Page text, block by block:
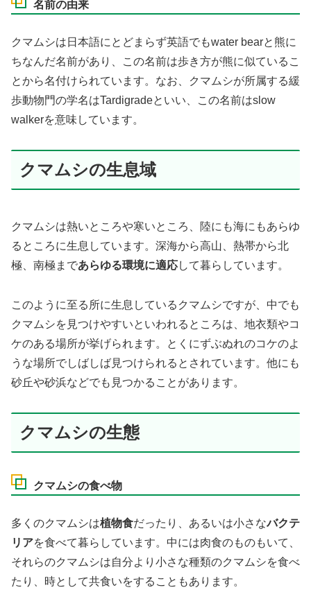
名前の由来
クマムシは日本語にとどまらず英語でもwater bearと熊に
ちなんだ名前があり、この名前は歩き方が熊に似ているこ
とから名付けられています。なお、クマムシが所属する緩
歩動物門の学名はTardigradeといい、この名前はslow
walkerを意味しています。
クマムシの生息域
クマムシは熱いところや寒いところ、陸にも海にもあらゆ
るところに生息しています。深海から高山、熱帯から北
極、南極まであらゆる環境に適応して暮らしています。
このように至る所に生息しているクマムシですが、中でも
クマムシを見つけやすいといわれるところは、地衣類やコ
ケのある場所が挙げられます。とくにずぶぬれのコケのよ
うな場所でしばしば見つけられるとされています。他にも
砂丘や砂浜などでも見つかることがあります。
クマムシの生態
クマムシの食べ物
多くのクマムシは植物食だったり、あるいは小さなバクテ
リアを食べて暮らしています。中には肉食のものもいて、
それらのクマムシは自分より小さな種類のクマムシを食べ
たり、時として共食いをすることもあります。